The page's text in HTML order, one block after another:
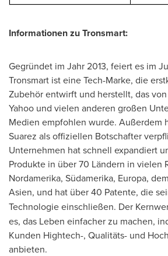
Informationen zu Tronsmart:
Gegründet im Jahr 2013, feiert es im
Tronsmart ist eine Tech-Marke, die
Zubehör entwirft und herstellt, das
Yahoo und vielen anderen großen
Medien empfohlen wurde. Außerdem
Suarez als offiziellen Botschafter
Unternehmen hat schnell expandiert
Produkte in über 70 Ländern in vielen
Nordamerika, Südamerika, Europa,
Asien, und hat über 40 Patente, die
Technologie einschließen. Der
es, das Leben einfacher zu machen,
Kunden Hightech-, Qualitäts- und
anbieten.